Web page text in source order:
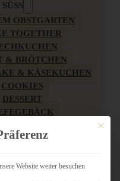
SÜSS
OBSTGARTEN
TOGETHER
& BRÖTCHEN
& KÄSEKUCHEN
COOKIES
DESSERT
KUCHEN
& GESÜNDER
BAKERY
Mit
Website weiter besuchen